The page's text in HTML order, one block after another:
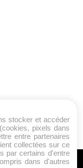
stocker et accéder
pixels dans
entre partenaires
collectées sur ce
par certains d'entre
dans d'autres